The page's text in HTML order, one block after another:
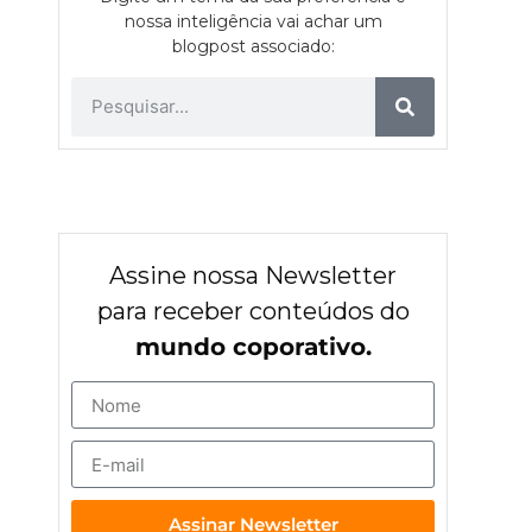
nossa inteligência vai achar um
blogpost associado:
Assine nossa Newsletter
para receber conteúdos do
mundo coporativo.
Assinar Newsletter